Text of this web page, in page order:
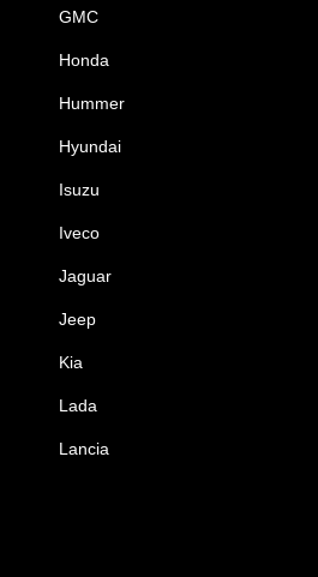
GMC
Honda
Hummer
Hyundai
Isuzu
Iveco
Jaguar
Jeep
Kia
Lada
Lancia